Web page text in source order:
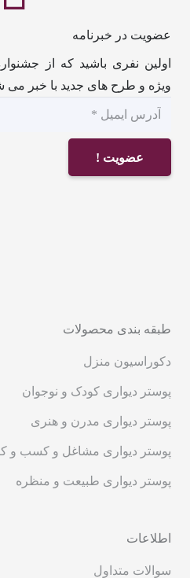
عضویت در خبرنامه
اولین نفری باشید که از
ویژه و طرح های جدید با خبر می
عضویت !
طبقه بندی محصولات
دکوراسیون منزل
پوستر دیواری کودک و نوجوان
پوستر دیواری مدرن و هنری
پوستر دیواری مشاغل و کسب و
پوستر دیواری طبیعت و منظره
اطلاعات
سوالات متداول